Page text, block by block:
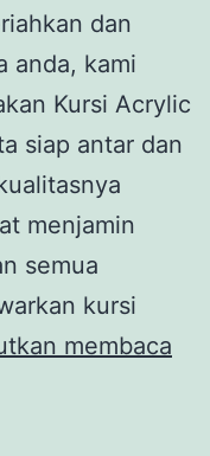
dan
anda, kami
Kursi Acrylic
siap antar dan
menjamin
semua
kursi
membaca